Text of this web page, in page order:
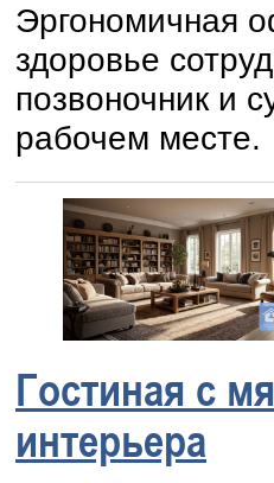
Эргономичная
здоровье
позвоночник и
рабочем месте.
Гостиная с
интерьера